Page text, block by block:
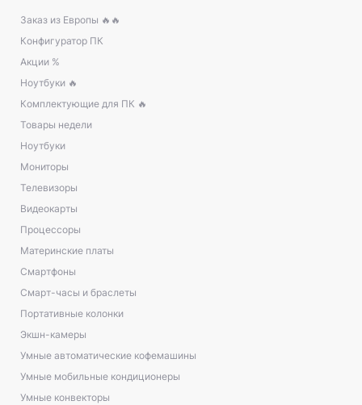
Заказ из Европы 🔥🔥
Конфигуратор ПК
Акции %
Ноутбуки 🔥
Комплектующие для ПК 🔥
Товары недели
Ноутбуки
Мониторы
Телевизоры
Видеокарты
Процессоры
Материнские платы
Смартфоны
Смарт-часы и браслеты
Портативные колонки
Экшн-камеры
Умные автоматические кофемашины
Умные мобильные кондиционеры
Умные конвекторы